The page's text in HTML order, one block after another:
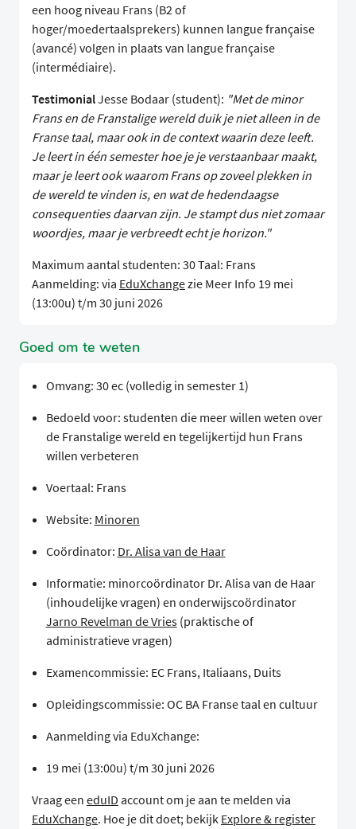
een hoog niveau Frans (B2 of
hoger/moedertaalsprekers) kunnen langue française
(avancé) volgen in plaats van langue française
(intermédiaire).
TestimonialJesse Bodaar (student): "Met de minor
Frans en de Franstalige wereld duik je niet alleen in de
Franse taal, maar ook in de context waarin deze leeft.
Je leert in één semester hoe je je verstaanbaar maakt,
maar je leert ook waarom Frans op zoveel plekken in
de wereld te vinden is, en wat de hedendaagse
consequenties daarvan zijn. Je stampt dus niet zomaar
woordjes, maar je verbreedt echt je horizon."
Maximum aantal studenten: 30 Taal: Frans
Aanmelding: via EduXchangezie Meer Info 19 mei
(13:00u) t/m 30 juni 2026
Goed om te weten
Omvang: 30 ec (volledig in semester 1)
Bedoeld voor: studenten die meer willen weten over
de Franstalige wereld en tegelijkertijd hun Frans
willen verbeteren
Voertaal: Frans
Website: Minoren
Coördinator: Dr. Alisa van de Haar
Informatie: minorcoördinator Dr. Alisa van de Haar
(inhoudelijke vragen) en onderwijscoördinator
Jarno Revelman de Vries(praktische of
administratieve vragen)
Examencommissie: EC Frans, Italiaans, Duits
Opleidingscommissie: OC BA Franse taal en cultuur
Aanmelding via EduXchange:
19 mei (13:00u) t/m 30 juni 2026
Vraag een eduID account om je aan te melden via
EduXchange. Hoe je dit doet; bekijk Explore & register